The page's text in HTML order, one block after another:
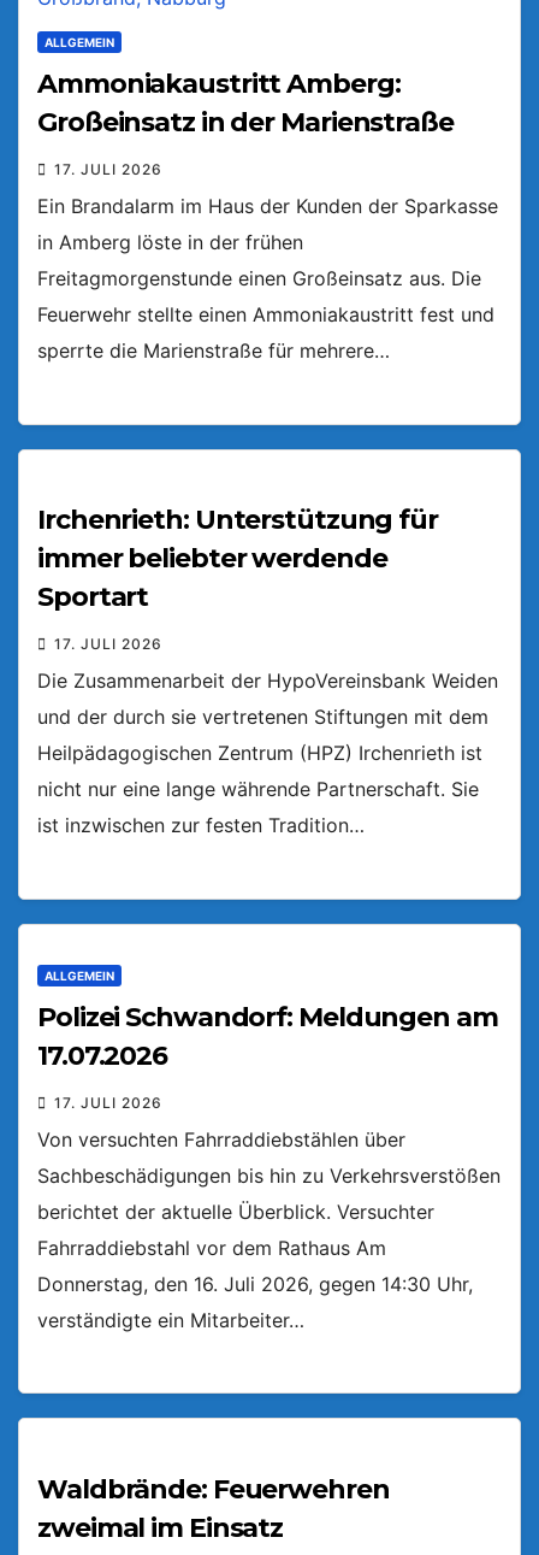
ALLGEMEIN
Ammoniakaustritt Amberg:
Großeinsatz in der Marienstraße
17. JULI 2026
Ein Brandalarm im Haus der Kunden der Sparkasse
in Amberg löste in der frühen
Freitagmorgenstunde einen Großeinsatz aus. Die
Feuerwehr stellte einen Ammoniakaustritt fest und
sperrte die Marienstraße für mehrere…
Irchenrieth: Unterstützung für
immer beliebter werdende
Sportart
17. JULI 2026
Die Zusammenarbeit der HypoVereinsbank Weiden
und der durch sie vertretenen Stiftungen mit dem
Heilpädagogischen Zentrum (HPZ) Irchenrieth ist
nicht nur eine lange währende Partnerschaft. Sie
ist inzwischen zur festen Tradition…
ALLGEMEIN
Polizei Schwandorf: Meldungen am
17.07.2026
17. JULI 2026
Von versuchten Fahrraddiebstählen über
Sachbeschädigungen bis hin zu Verkehrsverstößen
berichtet der aktuelle Überblick. Versuchter
Fahrraddiebstahl vor dem Rathaus Am
Donnerstag, den 16. Juli 2026, gegen 14:30 Uhr,
verständigte ein Mitarbeiter…
Waldbrände: Feuerwehren
zweimal im Einsatz